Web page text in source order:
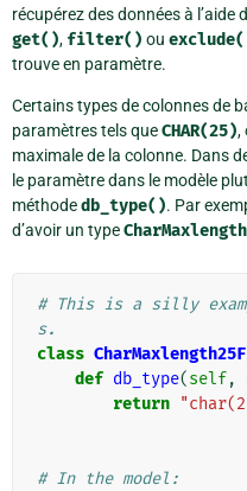
récupérez des données à l’aide
get(), filter() ou
trouve en paramètre.
Certains types de colonnes de
paramètres tels queCHAR(25),
maximale de la colonne. Dans
le paramètre dans le modèle
méthodedb_type(). Par
d’avoir un type
# This is a silly
s.
class
def db_type(self,
return
# In the model: